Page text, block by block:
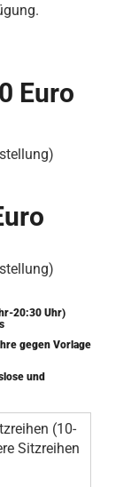
Euro
20:30 Uhr)
gegen Vorlage
und
(10-
Sitzreihen